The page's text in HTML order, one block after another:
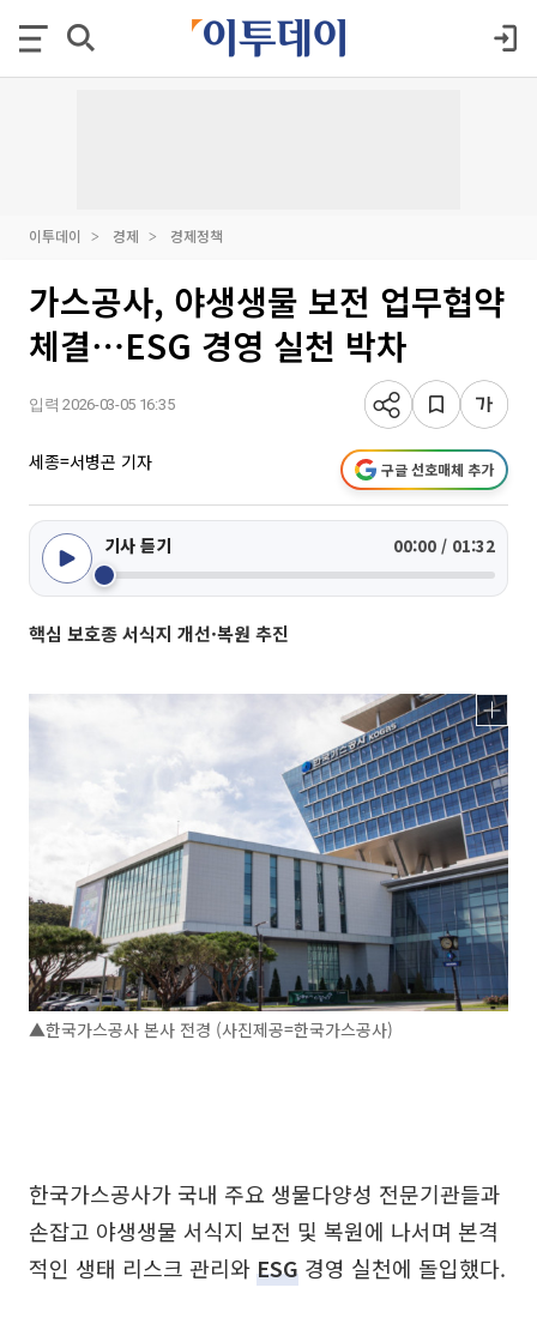
이투데이 경제 경제정책
가스공사, 야생생물 보전 업무협약
체결⋯ESG 경영 실천 박차
입력 2026-03-05 16:35
세종=서병곤 기자 구글 선호매체 추가
기사 듣기 00:00 / 01:32
핵심 보호종 서식지 개선·복원 추진
▲한국가스공사 본사 전경 (사진제공=한국가스공사)
한국가스공사가 국내 주요 생물다양성 전문기관들과
손잡고 야생생물 서식지 보전 및 복원에 나서며 본격
적인 생태 리스크 관리와ESG 경영 실천에 돌입했다.